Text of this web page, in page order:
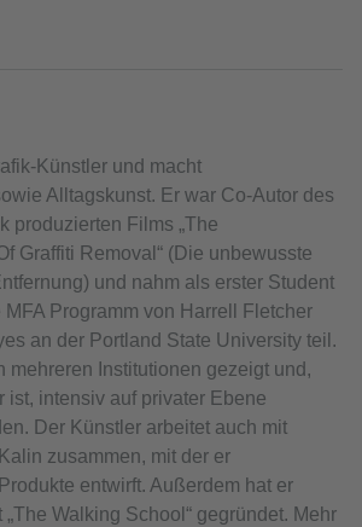
Künstler und macht
Alltagskunst. Er war Co-Autor des
produzierten Films „The
Graffiti Removal“ (Die unbewusste
und nahm als erster Student
Programm von Harrell Fletcher
an der Portland State University teil.
mehreren Institutionen gezeigt und,
ist, intensiv auf privater Ebene
Der Künstler arbeitet auch mit
zusammen, mit der er
entwirft. Außerdem hat er
Walking School“ gegründet. Mehr